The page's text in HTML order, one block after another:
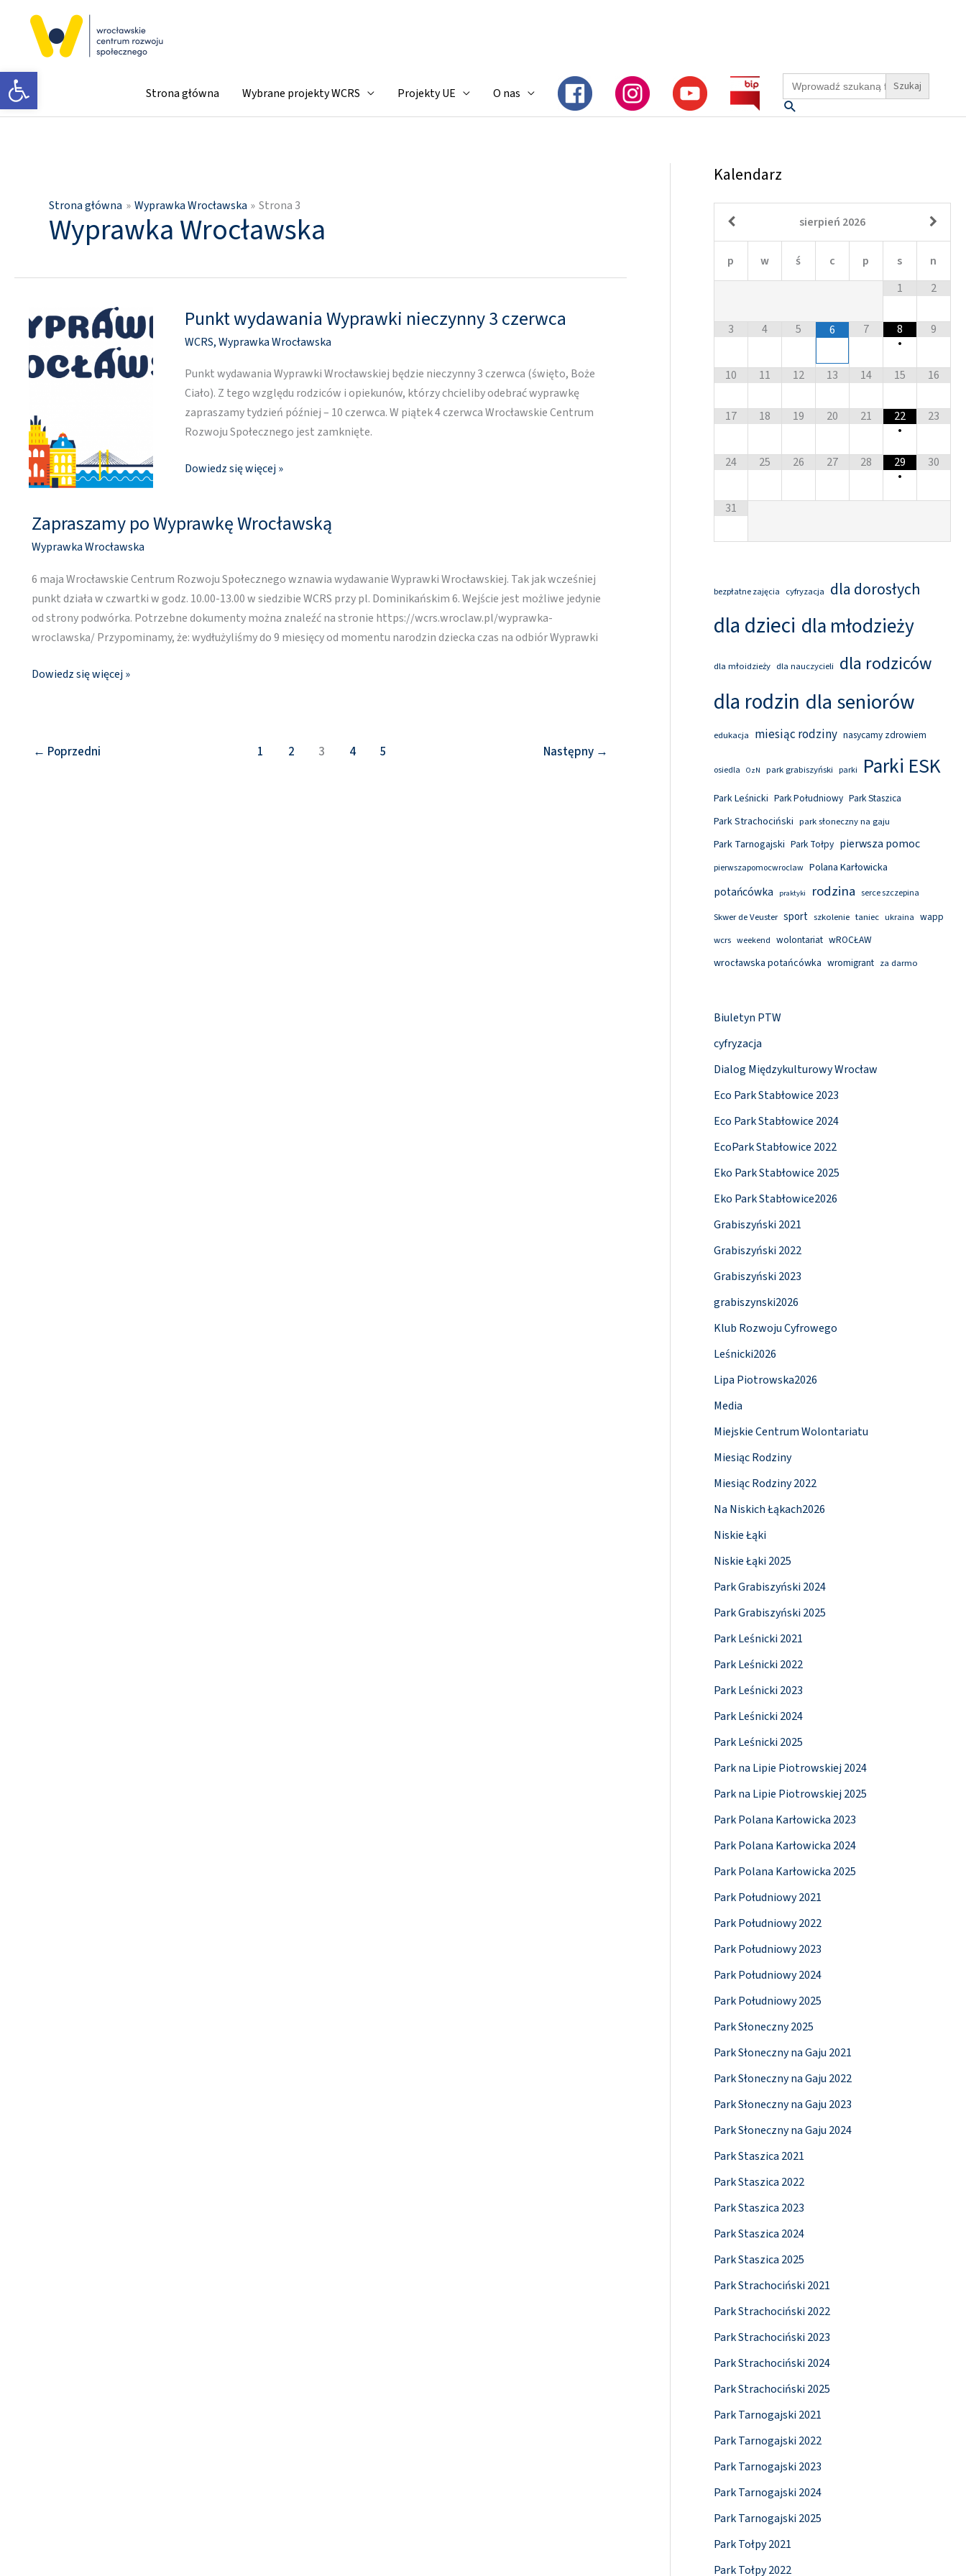
Otwórz pasek narzędzi Strona główna Wybrane projekty WCRS Projekty UE O nas
Search
for:
Szukaj
Strona główna Wyprawka Wrocławska Strona 3
Wyprawka Wrocławska
Punkt wydawania Wyprawki nieczynny 3 czerwca
WCRS,Wyprawka Wrocławska
Punkt wydawania Wyprawki Wrocławskiej będzie nieczynny 3 czerwca (święto, Boże
Ciało). Z tego względu rodziców i opiekunów, którzy chcieliby odebrać wyprawkę
zapraszamy tydzień później – 10 czerwca. W piątek 4 czerwca Wrocławskie Centrum
Rozwoju Społecznego jest zamknięte.
Punkt
wydawania
nieczynny
3
czerwca
Dowiedz się więcej »
Zapraszamy po Wyprawkę Wrocławską
Wyprawka Wrocławska
6 maja Wrocławskie Centrum Rozwoju Społecznego wznawia wydawanie Wyprawki Wrocławskiej. Tak jak wcześniej
punkt działa w czwartki w godz. 10.00-13.00 w siedzibie WCRS przy pl. Dominikańskim 6. Wejście jest możliwe jedynie
od strony podwórka. Potrzebne dokumenty można znaleźć na stronie https://wcrs.wroclaw.pl/wyprawka-
wroclawska/ Przypominamy, że: wydłużyliśmy do 9 miesięcy od momentu narodzin dziecka czas na odbiór Wyprawki
Zapraszamy
po
Wrocławską
Dowiedz się więcej »
← Poprzedni 1 2 3 4 5 Następny →
Kalendarz
sierpień 2026
p w ś c p s
n
1
2
3 4 5 6 7
8
•
9
10 11 12 13 14 15 16
17 18 19 20 21
22
•
23
24 25 26 27 28
29
•
30
31
bezpłatne zajęcia cyfryzacja dla dorosłych
dla dzieci dla młodzieży
dla młoidzieży dla nauczycieli dla rodziców
dla rodzin dla seniorów
edukacja miesiąc rodziny nasycamy zdrowiem
osiedla OzN park grabiszyński parki Parki ESK
Park Leśnicki Park Południowy Park Staszica
Park Strachociński park słoneczny na gaju
Park Tarnogajski Park Tołpy pierwsza pomoc
pierwszapomocwroclaw Polana Karłowicka
potańcówka praktyki rodzina serce szczepina
Skwer de Veuster sport szkolenie taniec ukraina wapp
wcrs weekend wolontariat wROCŁAW
wrocławska potańcówka wromigrant za darmo
Biuletyn PTW
cyfryzacja
Dialog Międzykulturowy Wrocław
Eco Park Stabłowice 2023
Eco Park Stabłowice 2024
EcoPark Stabłowice 2022
Eko Park Stabłowice 2025
Eko Park Stabłowice2026
Grabiszyński 2021
Grabiszyński 2022
Grabiszyński 2023
grabiszynski2026
Klub Rozwoju Cyfrowego
Leśnicki2026
Lipa Piotrowska2026
Media
Miejskie Centrum Wolontariatu
Miesiąc Rodziny
Miesiąc Rodziny 2022
Na Niskich Łąkach2026
Niskie Łąki
Niskie Łąki 2025
Park Grabiszyński 2024
Park Grabiszyński 2025
Park Leśnicki 2021
Park Leśnicki 2022
Park Leśnicki 2023
Park Leśnicki 2024
Park Leśnicki 2025
Park na Lipie Piotrowskiej 2024
Park na Lipie Piotrowskiej 2025
Park Polana Karłowicka 2023
Park Polana Karłowicka 2024
Park Polana Karłowicka 2025
Park Południowy 2021
Park Południowy 2022
Park Południowy 2023
Park Południowy 2024
Park Południowy 2025
Park Słoneczny 2025
Park Słoneczny na Gaju 2021
Park Słoneczny na Gaju 2022
Park Słoneczny na Gaju 2023
Park Słoneczny na Gaju 2024
Park Staszica 2021
Park Staszica 2022
Park Staszica 2023
Park Staszica 2024
Park Staszica 2025
Park Strachociński 2021
Park Strachociński 2022
Park Strachociński 2023
Park Strachociński 2024
Park Strachociński 2025
Park Tarnogajski 2021
Park Tarnogajski 2022
Park Tarnogajski 2023
Park Tarnogajski 2024
Park Tarnogajski 2025
Park Tołpy 2021
Park Tołpy 2022